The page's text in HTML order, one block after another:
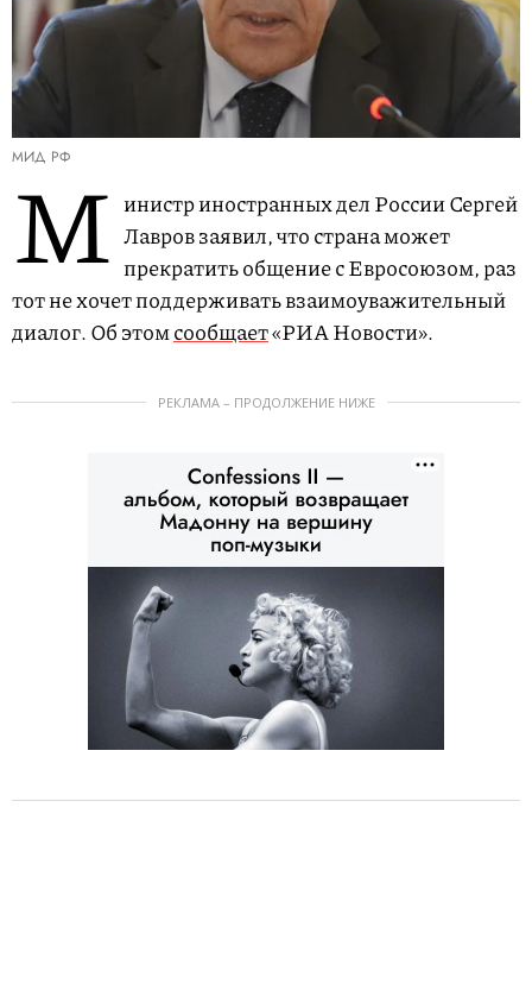
МИД РФ
М инистр иностранных дел России Сергей
Лавров заявил, что страна может
прекратить общение с Евросоюзом, раз
тот не хочет поддерживать взаимоуважительный
диалог. Об этомсообщает«РИА Новости».
РЕКЛАМА – ПРОДОЛЖЕНИЕ НИЖЕ